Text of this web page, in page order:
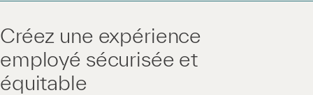
Créez une expérience
employé sécurisée et
équitable